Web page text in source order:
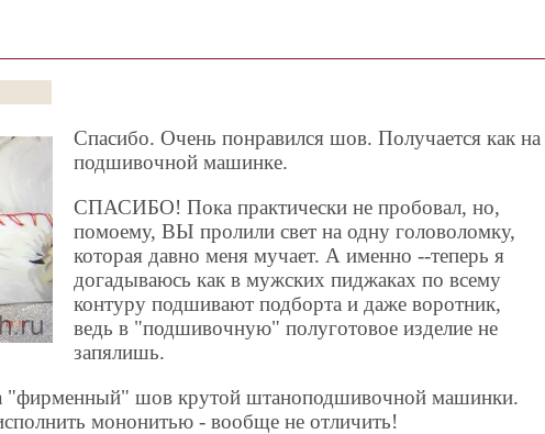
Спасибо. Очень понравился шов. Получается как на
подшивочной машинке.
СПАСИБО! Пока практически не пробовал, но,
помоему, ВЫ пролили свет на одну головоломку,
которая давно меня мучает. А именно --теперь я
догадываюсь как в мужских пиджаках по всему
контуру подшивают подборта и даже воротник,
ведь в "подшивочную" полуготовое изделие не
запялишь.
"фирменный" шов крутой штаноподшивочной машинки.
мононитью - вообще не отличить!